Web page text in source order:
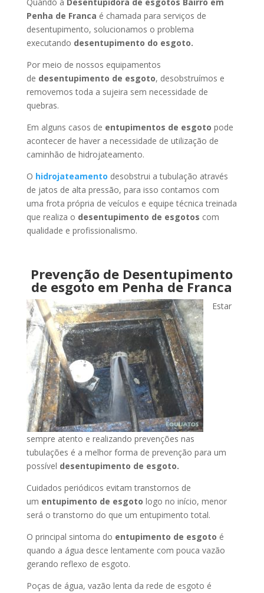
Penha de Franca é chamada para serviços de
desentupimento, solucionamos o problema
executando desentupimento do esgoto.
Por meio de nossos equipamentos
de desentupimento de esgoto, desobstruímos e
removemos toda a sujeira sem necessidade de
quebras.
Em alguns casos de entupimentos de esgoto pode
acontecer de haver a necessidade de utilização de
caminhão de hidrojateamento.
O hidrojateamento desobstrui a tubulação através
de jatos de alta pressão, para isso contamos com
uma frota própria de veículos e equipe técnica treinada
que realiza o desentupimento de esgotos com
qualidade e profissionalismo.
Prevenção de Desentupimento
de esgoto em Penha de Franca
Estar
sempre atento e realizando prevenções nas
tubulações é a melhor forma de prevenção para um
possível desentupimento de esgoto.
Cuidados periódicos evitam transtornos de
um entupimento de esgoto logo no início, menor
será o transtorno do que um entupimento total.
O principal sintoma do entupimento de esgoto é
quando a água desce lentamente com pouca vazão
gerando reflexo de esgoto.
Poças de água, vazão lenta da rede de esgoto é